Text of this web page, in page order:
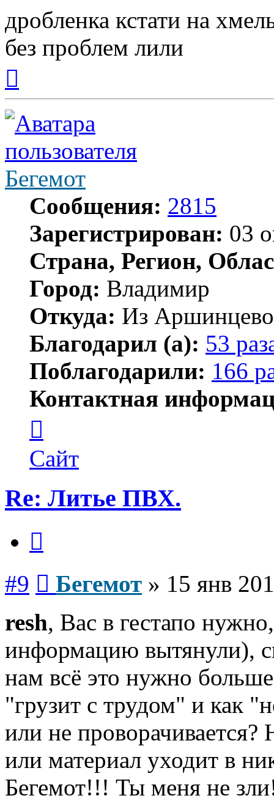
дробленка кстати на
без проблем лили
началу
Бегемот
Сообщения: 2815
Зарегистрирован: 03
Страна, Регион,
Город: Владимир
Откуда: Из
Благодарил (а): 53
Поблагодарили: 166
Контактная
пользователя
Бегемот
Сайт
Re: Литье ПВХ.
#9 Бегемот » 15 янв
resh, Вас в гестапо
информацию вытянули),
нам всё это нужно
"грузит с трудом" и как
или не проворачивается?
или материал уходит в
Бегемот!!! Ты меня не